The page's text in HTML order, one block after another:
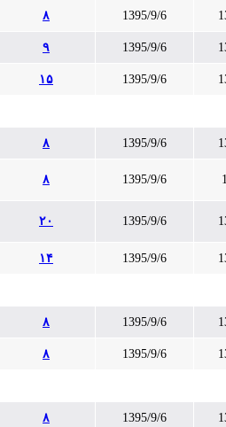
1395/9/6
1395/9/6
1395/9/6 ۱۵
1395/9/6
1395/9/6
1395/9/6 ۲۰
1395/9/6 ۱۴
1395/9/6
1395/9/6
1395/9/6